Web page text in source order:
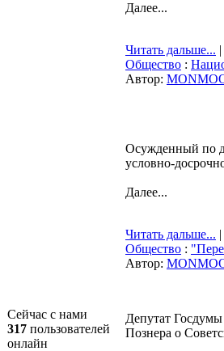
Сейчас с нами
317 пользователей
онлайн
Далее...
Читать дальше...
Общество :
Автор:
Осужденный по
условно-
Далее...
Читать дальше...
Общество :
Автор:
Депутат
Познера о